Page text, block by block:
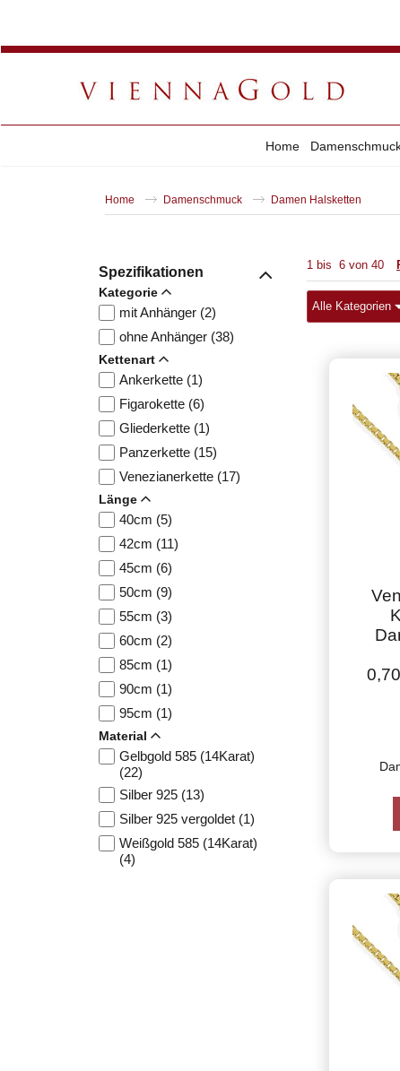
Home
Home Damenschmuck Damen Halsketten
Spezifikationen
Kategorie
mit Anhänger (2)
ohne Anhänger (38)
Kettenart
Ankerkette (1)
Figarokette (6)
Gliederkette (1)
Panzerkette (15)
Venezianerkette (17)
Länge
40cm (5)
42cm (11)
45cm (6)
50cm (9)
55cm (3)
60cm (2)
85cm (1)
90cm (1)
95cm (1)
Material
Gelbgold 585 (14Karat)
(22)
Silber 925 (13)
Silber 925 vergoldet (1)
Weißgold 585 (14Karat)
(4)
1 bis 6 von 40
Alle Kategorien